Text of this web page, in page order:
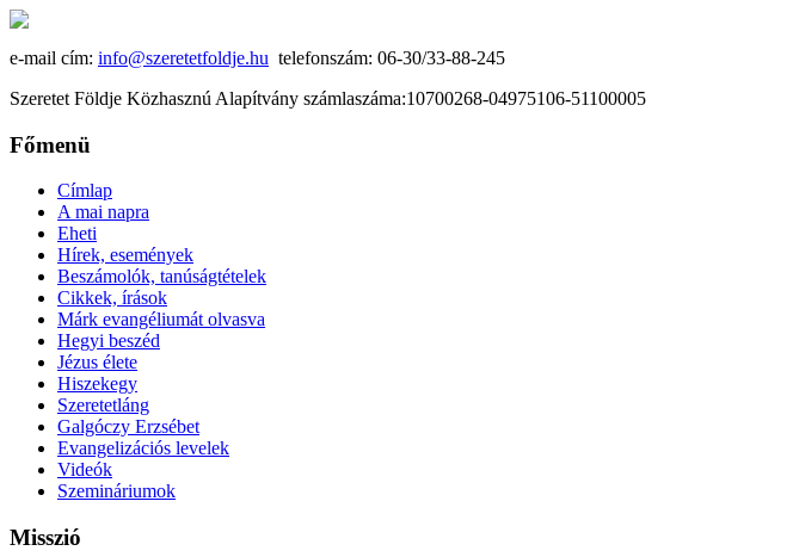
e-mail cím: info@szeretetfoldje.hu telefonszám: 06-30/33-88-245
Szeretet Földje Közhasznú Alapítvány számlaszáma:10700268-04975106-51100005
Főmenü
Címlap
A mai napra
Eheti
Hírek, események
Beszámolók, tanúságtételek
Cikkek, írások
Márk evangéliumát olvasva
Hegyi beszéd
Jézus élete
Hiszekegy
Szeretetláng
Galgóczy Erzsébet
Evangelizációs levelek
Videók
Szemináriumok
Misszió